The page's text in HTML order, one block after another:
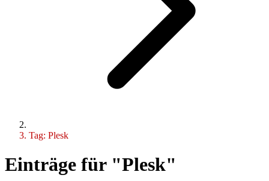
Tag: Plesk
Einträge für "Plesk"